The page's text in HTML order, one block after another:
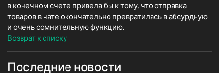
в конечном счете привела бы к тому, что отправка
товаров в чате окончательно превратилась в абсурдную
и очень сомнительную функцию.
Возврат к списку
Последние новости